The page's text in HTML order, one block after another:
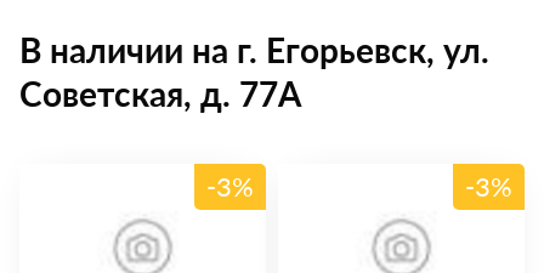
В наличии на г. Егорьевск, ул.
Советская, д. 77А
-3% -3%